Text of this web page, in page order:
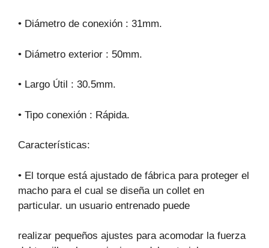
• Diámetro de conexión : 31mm.
• Diámetro exterior : 50mm.
• Largo Útil : 30.5mm.
• Tipo conexión : Rápida.
Características:
• El torque está ajustado de fábrica para proteger el
macho para el cual se diseña un collet en
particular. un usuario entrenado puede
realizar pequeños ajustes para acomodar la fuerza